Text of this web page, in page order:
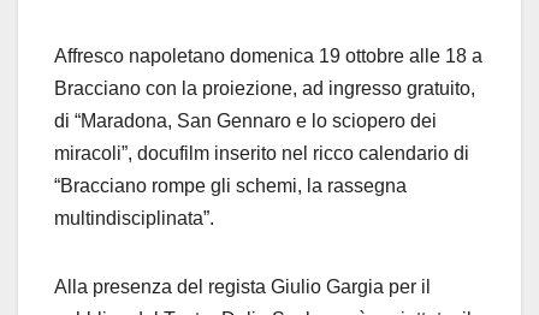
Affresco napoletano domenica 19 ottobre alle 18 a
Bracciano con la proiezione, ad ingresso gratuito,
di “Maradona, San Gennaro e lo sciopero dei
miracoli”, docufilm inserito nel ricco calendario di
“Bracciano rompe gli schemi, la rassegna
multindisciplinata”.
Alla presenza del regista Giulio Gargia per il